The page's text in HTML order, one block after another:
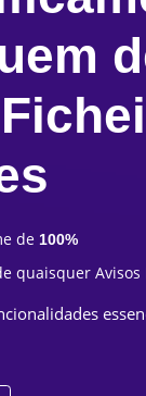
de 100%
quaisquer Avisos